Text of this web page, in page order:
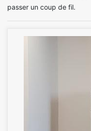
passer un coup de fil.